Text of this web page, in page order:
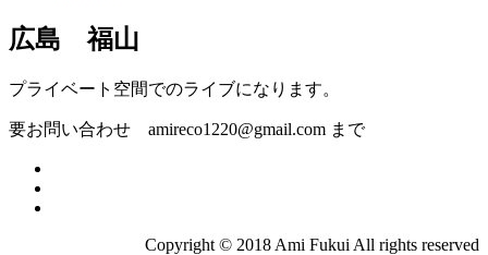
広島 福山
プライベート空間でのライブになります。
要お問い合わせ amireco1220@gmail.com まで
Copyright © 2018 Ami Fukui All rights reserved